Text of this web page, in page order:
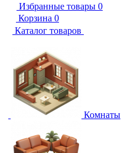
Избранные товары 0
Корзина 0
Каталог товаров
Комнаты